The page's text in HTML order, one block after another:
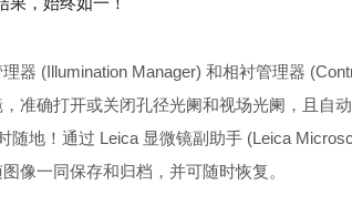
器 (Illumination Manager) 和相衬管理器
准确打开或关闭孔径光阑和视场光阑，且自动
地！通过 Leica 显微镜副助手 (Leica
像一同保存和归档，并可随时恢复。